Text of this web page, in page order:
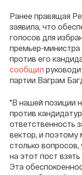
Ранее правящая
заявила, что
голосов для
премьер-
против его
сообщил
партии Ваграм
"В нашей позиции
против
ответственность
вектор, и
столько
на этот пост
Эта